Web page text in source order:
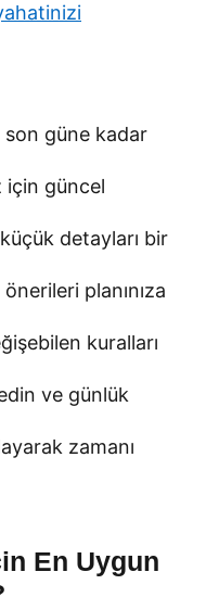
son güne kadar
için güncel
detayları bir
planınıza
kuralları
ve günlük
zamanı
En Uygun